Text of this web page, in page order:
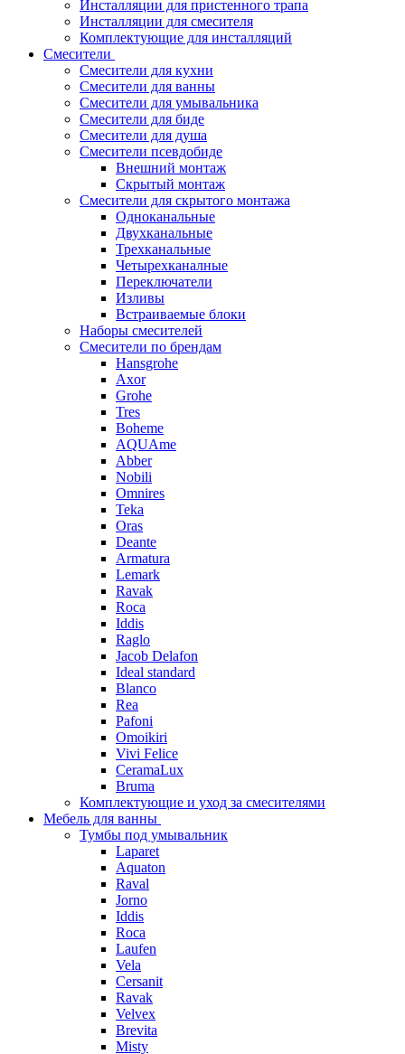
Инсталляции для пристенного трапа
Инсталляции для смесителя
Комплектующие для инсталляций
Смесители
Смесители для кухни
Смесители для ванны
Смесители для умывальника
Смесители для биде
Смесители для душа
Смесители псевдобиде
Внешний монтаж
Скрытый монтаж
Смесители для скрытого монтажа
Одноканальные
Двухканальные
Трехканальные
Четырехканалные
Переключатели
Изливы
Встраиваемые блоки
Наборы смесителей
Смесители по брендам
Hansgrohe
Axor
Grohe
Tres
Boheme
AQUAme
Abber
Nobili
Omnires
Teka
Oras
Deante
Armatura
Lemark
Ravak
Roca
Iddis
Raglo
Jacob Delafon
Ideal standard
Blanco
Rea
Pafoni
Omoikiri
Vivi Felice
CeramaLux
Bruma
Комплектующие и уход за смесителями
Мебель для ванны
Тумбы под умывальник
Laparet
Aquaton
Raval
Jorno
Iddis
Roca
Laufen
Vela
Cersanit
Ravak
Velvex
Brevita
Misty